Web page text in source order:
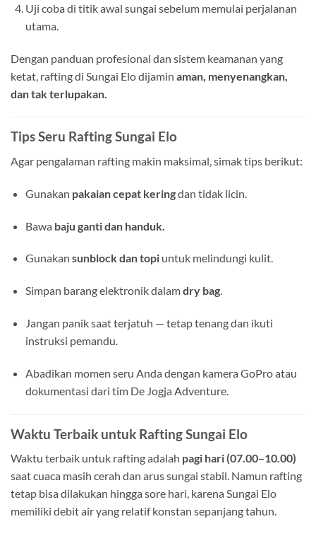
Uji coba di titik awal sungai sebelum memulai perjalanan
utama.
Dengan panduan profesional dan sistem keamanan yang
ketat, rafting di Sungai Elo dijamin aman, menyenangkan,
dan tak terlupakan.
Tips Seru Rafting Sungai Elo
Agar pengalaman rafting makin maksimal, simak tips berikut:
Gunakan pakaian cepat keringdan tidak licin.
Bawa baju ganti dan handuk.
Gunakan sunblock dan topiuntuk melindungi kulit.
Simpan barang elektronik dalamdry bag.
Jangan panik saat terjatuh — tetap tenang dan ikuti
instruksi pemandu.
Abadikan momen seru Anda dengan kamera GoPro atau
dokumentasi dari tim De Jogja Adventure.
Waktu Terbaik untuk Rafting Sungai Elo
Waktu terbaik untuk rafting adalah pagi hari (07.00–10.00)
saat cuaca masih cerah dan arus sungai stabil. Namun rafting
tetap bisa dilakukan hingga sore hari, karena Sungai Elo
memiliki debit air yang relatif konstan sepanjang tahun.